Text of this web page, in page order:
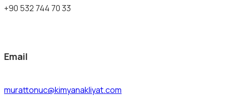
+90 532 744 70 33
Email
murattonuc@kimyanakliyat.com